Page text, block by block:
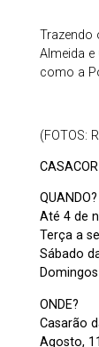
Trazendo
Almeida
como a
(FOTOS:
QUANDO?
Até 4 de
Terça a
Sábado
ONDE?
Casarão
Agosto,